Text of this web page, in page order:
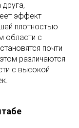
эффект
плотностью
области с
почти
различаются
с высокой